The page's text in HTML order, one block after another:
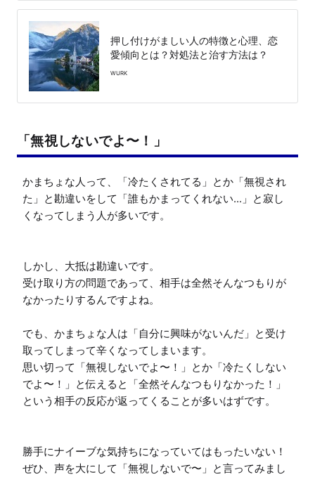
押し付けがましい人の特徴と心理、恋
愛傾向とは？対処法と治す方法は？
WURK
「無視しないでよ〜！」
かまちょな人って、「冷たくされてる」とか「無視され
た」と勘違いをして「誰もかまってくれない...」と寂し
くなってしまう人が多いです。
しかし、大抵は勘違いです。
受け取り方の問題であって、相手は全然そんなつもりが
なかったりするんですよね。
でも、かまちょな人は「自分に興味がないんだ」と受け
取ってしまって辛くなってしまいます。
思い切って「無視しないでよ〜！」とか「冷たくしない
でよ〜！」と伝えると「全然そんなつもりなかった！」
という相手の反応が返ってくることが多いはずです。
勝手にナイーブな気持ちになっていてはもったいない！
ぜひ、声を大にして「無視しないで〜」と言ってみまし